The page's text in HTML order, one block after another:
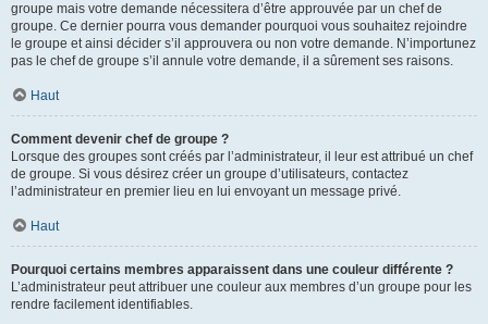
groupe mais votre demande nécessitera d’être approuvée par un chef de
groupe. Ce dernier pourra vous demander pourquoi vous souhaitez rejoindre
le groupe et ainsi décider s’il approuvera ou non votre demande. N’importunez
pas le chef de groupe s’il annule votre demande, il a sûrement ses raisons.
Haut
Comment devenir chef de groupe ?
Lorsque des groupes sont créés par l’administrateur, il leur est attribué un chef
de groupe. Si vous désirez créer un groupe d’utilisateurs, contactez
l’administrateur en premier lieu en lui envoyant un message privé.
Haut
Pourquoi certains membres apparaissent dans une couleur différente ?
L’administrateur peut attribuer une couleur aux membres d’un groupe pour les
rendre facilement identifiables.